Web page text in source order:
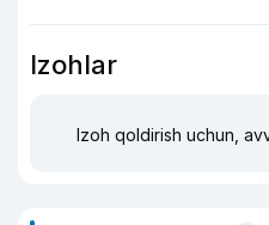
Izohlar
Izoh qoldirish uchun,